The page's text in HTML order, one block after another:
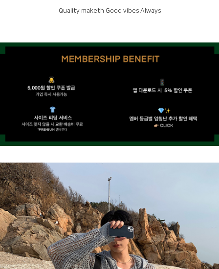
Quality maketh Good vibes Always